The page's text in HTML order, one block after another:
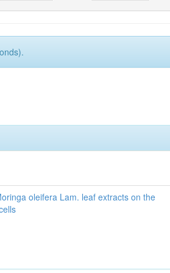
oleifera Lam. leaf extracts on the